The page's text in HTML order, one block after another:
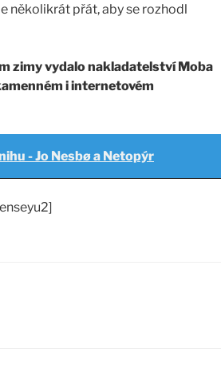
několikrát přát, aby se rozhodl
zimy vydalo nakladatelství Moba
i internetovém
- Jo Nesbø a Netopýr